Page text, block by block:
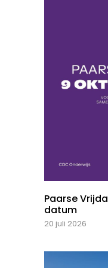
Paarse
datum
20 juli 2026